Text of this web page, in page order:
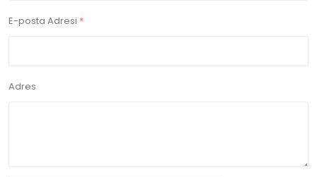
E-posta Adresi *
Adres